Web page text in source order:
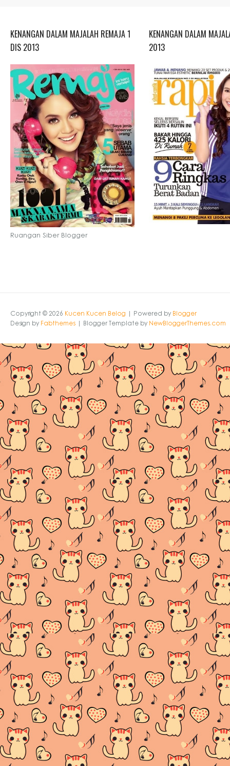
KENANGAN DALAM MAJALAH REMAJA 1
DIS 2013
Ruangan Siber Blogger
KENANGAN DALAM
2013
Copyright ©2026 Kucen Kucen Belog | Powered by Blogger
Design by Fabthemes | Blogger Template by NewBloggerThemes.com